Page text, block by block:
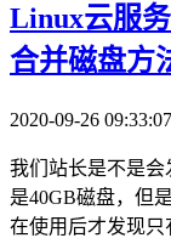
Linux云服
合并磁盘方
2020-09-26 09:33:07
我们站长是不是
是40GB磁盘，但
在使用后才发现只